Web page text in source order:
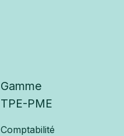
Gamme
TPE-PME
Comptabilité